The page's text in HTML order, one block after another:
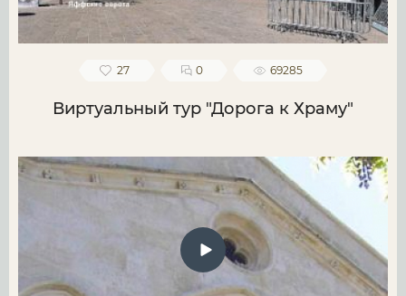
27 0 69285
Виртуальный тур "Дорога к Храму"